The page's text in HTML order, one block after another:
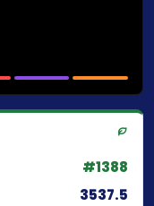
#1388
3537.5